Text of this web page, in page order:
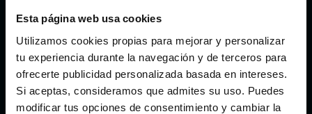
Esta página web usa cookies
Utilizamos cookies propias para mejorar y personalizar
tu experiencia durante la navegación y de terceros para
ofrecerte publicidad personalizada basada en intereses.
Si aceptas, consideramos que admites su uso. Puedes
modificar tus opciones de consentimiento y cambiar la
Málaga
Valencia